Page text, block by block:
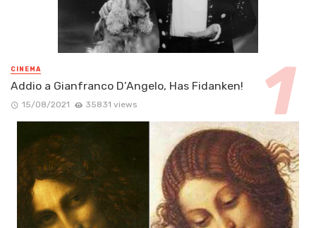
CINEMA
Addio a Gianfranco D’Angelo, Has Fidanken!
15/08/2021 35831 views